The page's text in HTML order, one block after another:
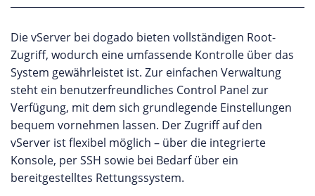
Die vServer bei dogado bieten vollständigen Root-
Zugriff, wodurch eine umfassende Kontrolle über das
System gewährleistet ist. Zur einfachen Verwaltung
steht ein benutzerfreundliches Control Panel zur
Verfügung, mit dem sich grundlegende Einstellungen
bequem vornehmen lassen. Der Zugriff auf den
vServer ist flexibel möglich – über die integrierte
Konsole, per SSH sowie bei Bedarf über ein
bereitgestelltes Rettungssystem.